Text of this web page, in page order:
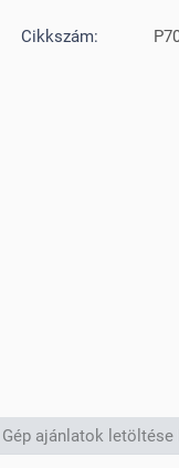
Cikkszám:
Gép ajánlatok letöltése